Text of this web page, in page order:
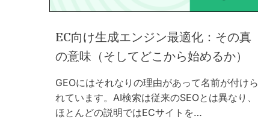
EC向け生成エンジン最適化：その真
の意味（そしてどこから始めるか）
GEOにはそれなりの理由があって名前が付けら
れています。AI検索は従来のSEOとは異なり、
ほとんどの説明ではECサイトを…